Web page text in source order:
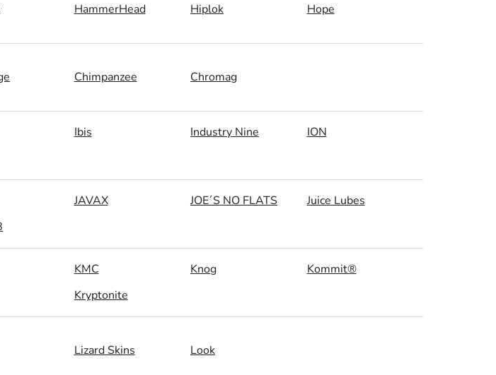
HammerHead Hiplok Hope
Chimpanzee Chromag
Ibis Industry Nine
ION
JAVAX JOE´S NO FLATS
Juice Lubes
KMC Knog
Kommit®
Kryptonite
Lizard Skins Look